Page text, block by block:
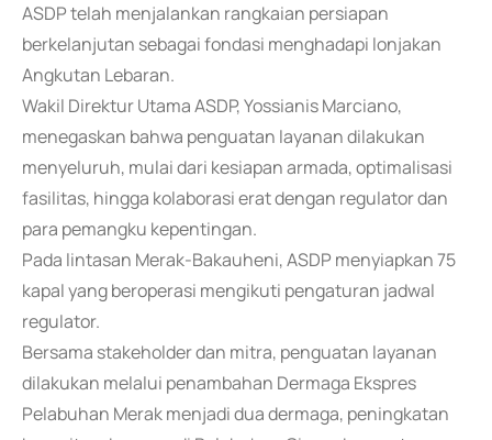
ASDP telah menjalankan rangkaian persiapan
berkelanjutan sebagai fondasi menghadapi lonjakan
Angkutan Lebaran.
Wakil Direktur Utama ASDP, Yossianis Marciano,
menegaskan bahwa penguatan layanan dilakukan
menyeluruh, mulai dari kesiapan armada, optimalisasi
fasilitas, hingga kolaborasi erat dengan regulator dan
para pemangku kepentingan.
Pada lintasan Merak-Bakauheni, ASDP menyiapkan 75
kapal yang beroperasi mengikuti pengaturan jadwal
regulator.
Bersama stakeholder dan mitra, penguatan layanan
dilakukan melalui penambahan Dermaga Ekspres
Pelabuhan Merak menjadi dua dermaga, peningkatan